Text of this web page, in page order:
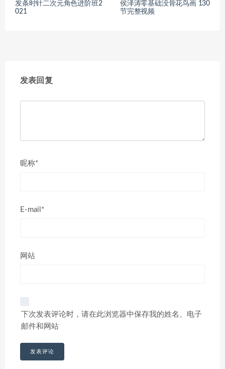
发条时针二次元角色进阶班2
021
侯泽涛零基础没骨花鸟画 130
节完整视频
发表回复
昵称*
E-mail*
网站
下次发表评论时，请在此浏览器中保存我的姓名、电子
邮件和网站